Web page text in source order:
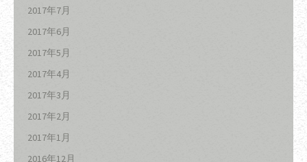
2017年7月
2017年6月
2017年5月
2017年4月
2017年3月
2017年2月
2017年1月
2016年12月